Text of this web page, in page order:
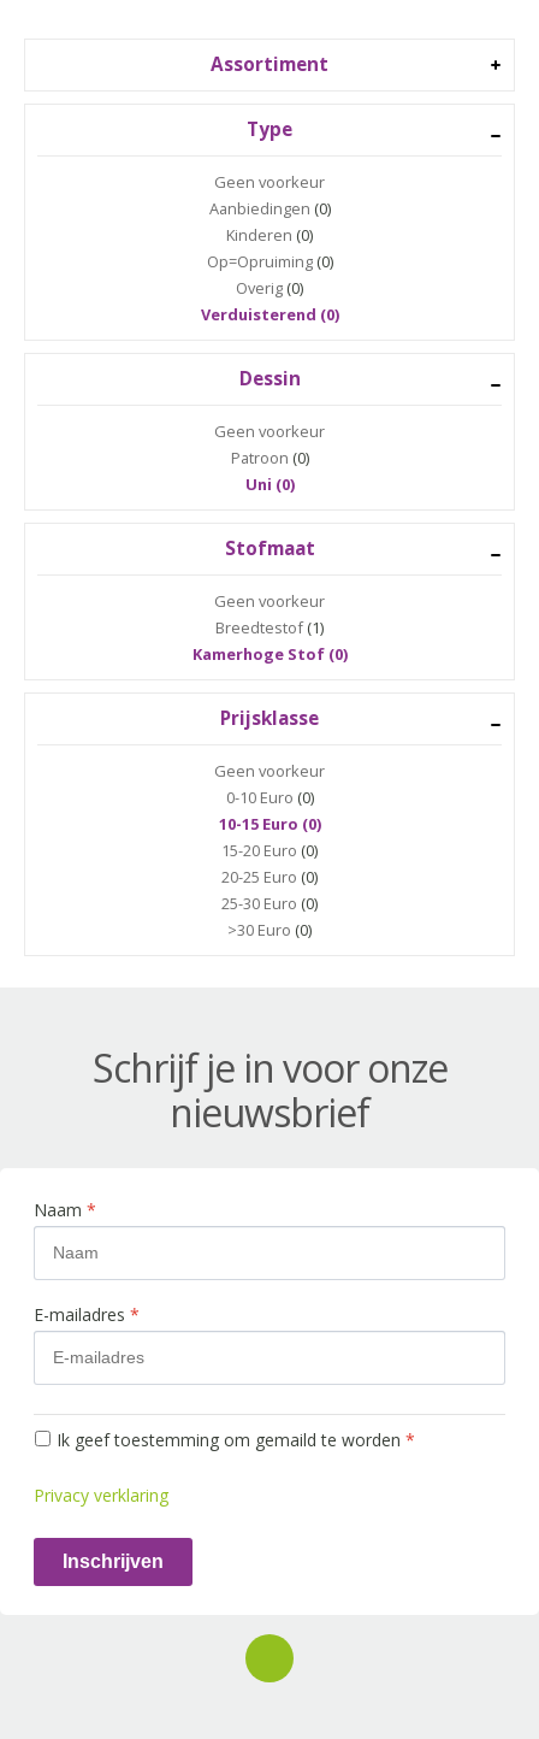
Assortiment
Type
Geen voorkeur
Aanbiedingen (0)
Kinderen (0)
Op=Opruiming(0)
Overig (0)
Verduisterend (0)
Dessin
Geen voorkeur
Patroon (0)
Uni (0)
Stofmaat
Geen voorkeur
Breedtestof(1)
Kamerhoge Stof (0)
Prijsklasse
Geen voorkeur
0-10 Euro (0)
10-15 Euro (0)
15-20 Euro (0)
20-25 Euro (0)
25-30 Euro (0)
>30 Euro (0)
Schrijf je in voor onze
nieuwsbrief
Naam *
E-mailadres *
Ik geef toestemming om gemaild te worden *
Privacy verklaring
Inschrijven